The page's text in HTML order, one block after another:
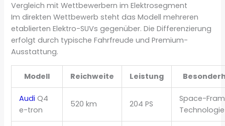
Vergleich mit Wettbewerbern im Elektrosegment
Im direkten Wettbewerb steht das Modell mehreren
etablierten Elektro-SUVs gegenüber. Die Differenzierung
erfolgt durch typische Fahrfreude und Premium-
Ausstattung.
Modell Reichweite Leistung
Audi Q4
e-tron
520 km 204 PS
Space-
Technologie